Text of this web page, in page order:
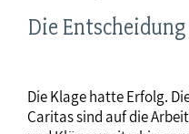
Die Entscheidung
Die Klage hatte Erfolg.
Caritas sind auf die